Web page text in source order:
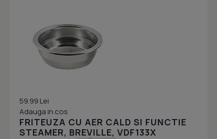
59.99 Lei
Adauga in cos
FRITEUZA CU AER CALD SI FUNCTIE
STEAMER, BREVILLE, VDF133X